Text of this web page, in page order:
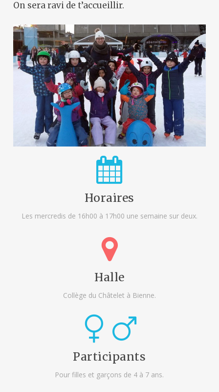
On sera ravi de t’accueillir.
Horaires
Les mercredis de 16h00 à 17h00 une semaine sur deux.
Halle
Collège du Châtelet à Bienne.
Participants
Pour filles et garçons de 4 à 7 ans.